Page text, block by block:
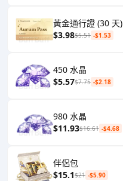
黃金通行證 (30 天)
$3.98$5.51 -$1.53
450 水晶
$5.57$7.75 -$2.18
980 水晶
$11.93$16.61 -$4.68
伴侶包
$15.1$21 -$5.90